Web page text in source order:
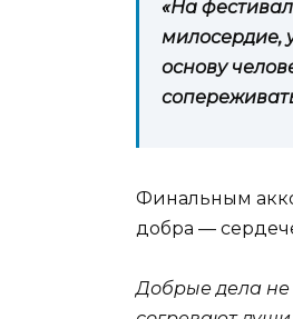
«На
милосердие,
основу
Финальным
добра —
Добрые дела не